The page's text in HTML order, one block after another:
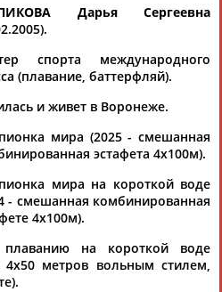
уникальных документов
1 2
России на чемпионат Европы по
Егор Корнев, Евгения
вошли в состав сборной
СТАДИОН
Дарья Сергеевна
спорта международного
(плавание, баттерфляй).
и живет в Воронеже.
мира (2025 - смешанная
эстафета 4х100м).
мира на короткой воде
- смешанная комбинированная
4х100м).
на короткой воде
4x50 метров вольным стилем,